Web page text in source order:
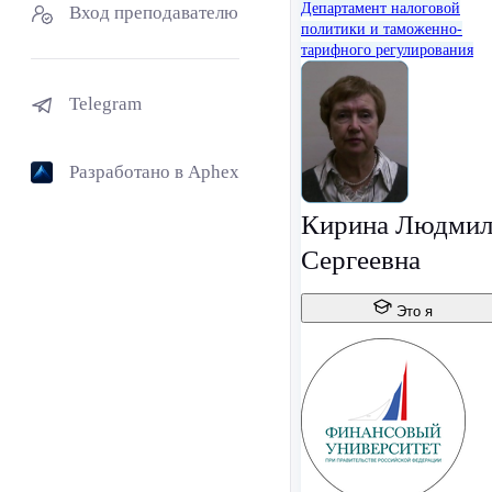
Вход преподавателю
Telegram
Разработано в Aphex
Департамент налоговой
политики и таможенно-
тарифного регулирования
Кирина
Сергеевна
Это я